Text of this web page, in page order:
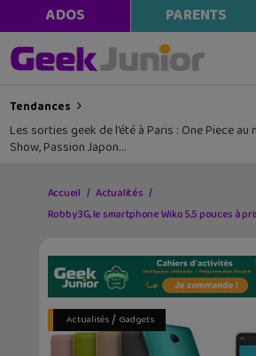
ADOS PARENTS
Tendances
Les sorties geek de l’été à Paris : One Piece au
Show, Passion Japon…
Accueil
Actualités
Robby 3G, le smartphone Wiko 5,5 pouces à
Actualités/ Gadgets